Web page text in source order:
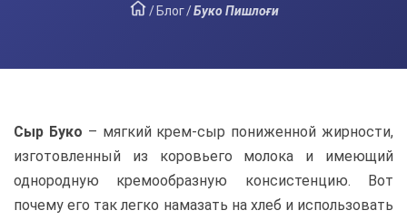
/ Блог/Буко Пишлоғи
Сыр Буко – мягкий крем-сыр пониженной жирности,
изготовленный из коровьего молока и имеющий
однородную кремообразную консистенцию. Вот
почему его так легко намазать на хлеб и использовать